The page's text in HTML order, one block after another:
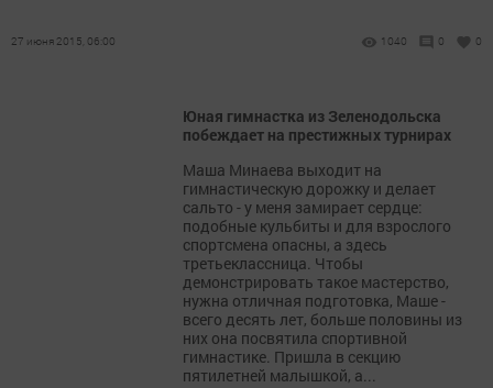
27 июня 2015, 06:00 1040 0 0
Юная гимнастка из Зеленодольска
побеждает на престижных турнирах
Маша Минаева выходит на
гимнастическую дорожку и делает
сальто - у меня замирает сердце:
подобные кульбиты и для взрослого
спортсмена опасны, а здесь
третьеклассница. Чтобы
демонстрировать такое мастерство,
нужна отличная подготовка, Маше -
всего десять лет, больше половины из
них она посвятила спортивной
гимнастике. Пришла в секцию
пятилетней малышкой, а...